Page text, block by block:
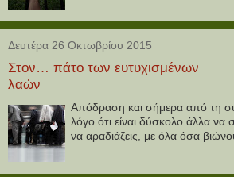
Δευτέρα 26 Οκτωβρίου 2015
Στον… πάτο των ευτυχισμένων
λαών
Απόδραση και σήμερα από τη
λόγο ότι είναι δύσκολο άλλα να
να αραδιάζεις, με όλα όσα